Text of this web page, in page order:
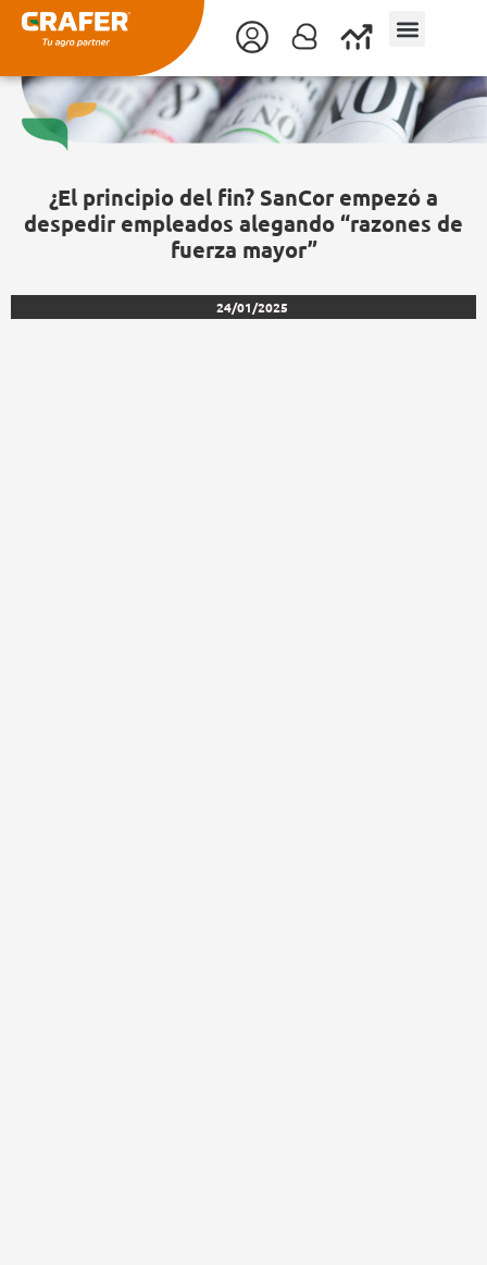
contenido
¿El principio del fin? SanCor empezó a
despedir empleados alegando “razones de
fuerza mayor”
24/01/2025